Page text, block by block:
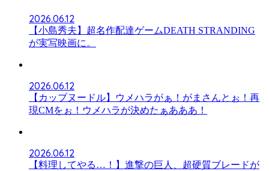
2026.06.12
【小島秀夫】超名作配達ゲームDEATH STRANDING
が実写映画に。
2026.06.12
【カップヌードル】ウメハラがぁ！がまさんとぉ！再
現CMをぉ！ウメハラが決めたぁあああ！
2026.06.12
【料理してやる…！】進撃の巨人、超硬質ブレードが